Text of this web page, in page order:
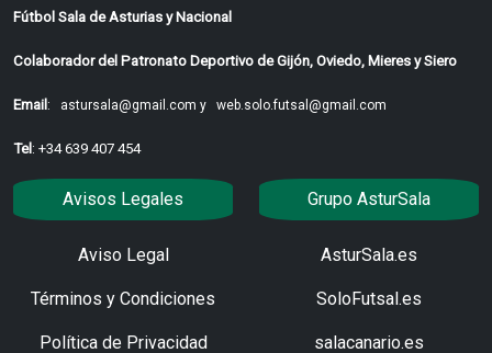
Fútbol Sala de Asturias y Nacional
Colaborador del Patronato Deportivo de Gijón, Oviedo, Mieres y Siero
Email: astursala@gmail.com y web.solo.futsal@gmail.com
Tel: +34 639 407 454
Avisos Legales
Aviso Legal
Términos y Condiciones
Política de Privacidad
Grupo AsturSala
AsturSala.es
SoloFutsal.es
salacanario.es